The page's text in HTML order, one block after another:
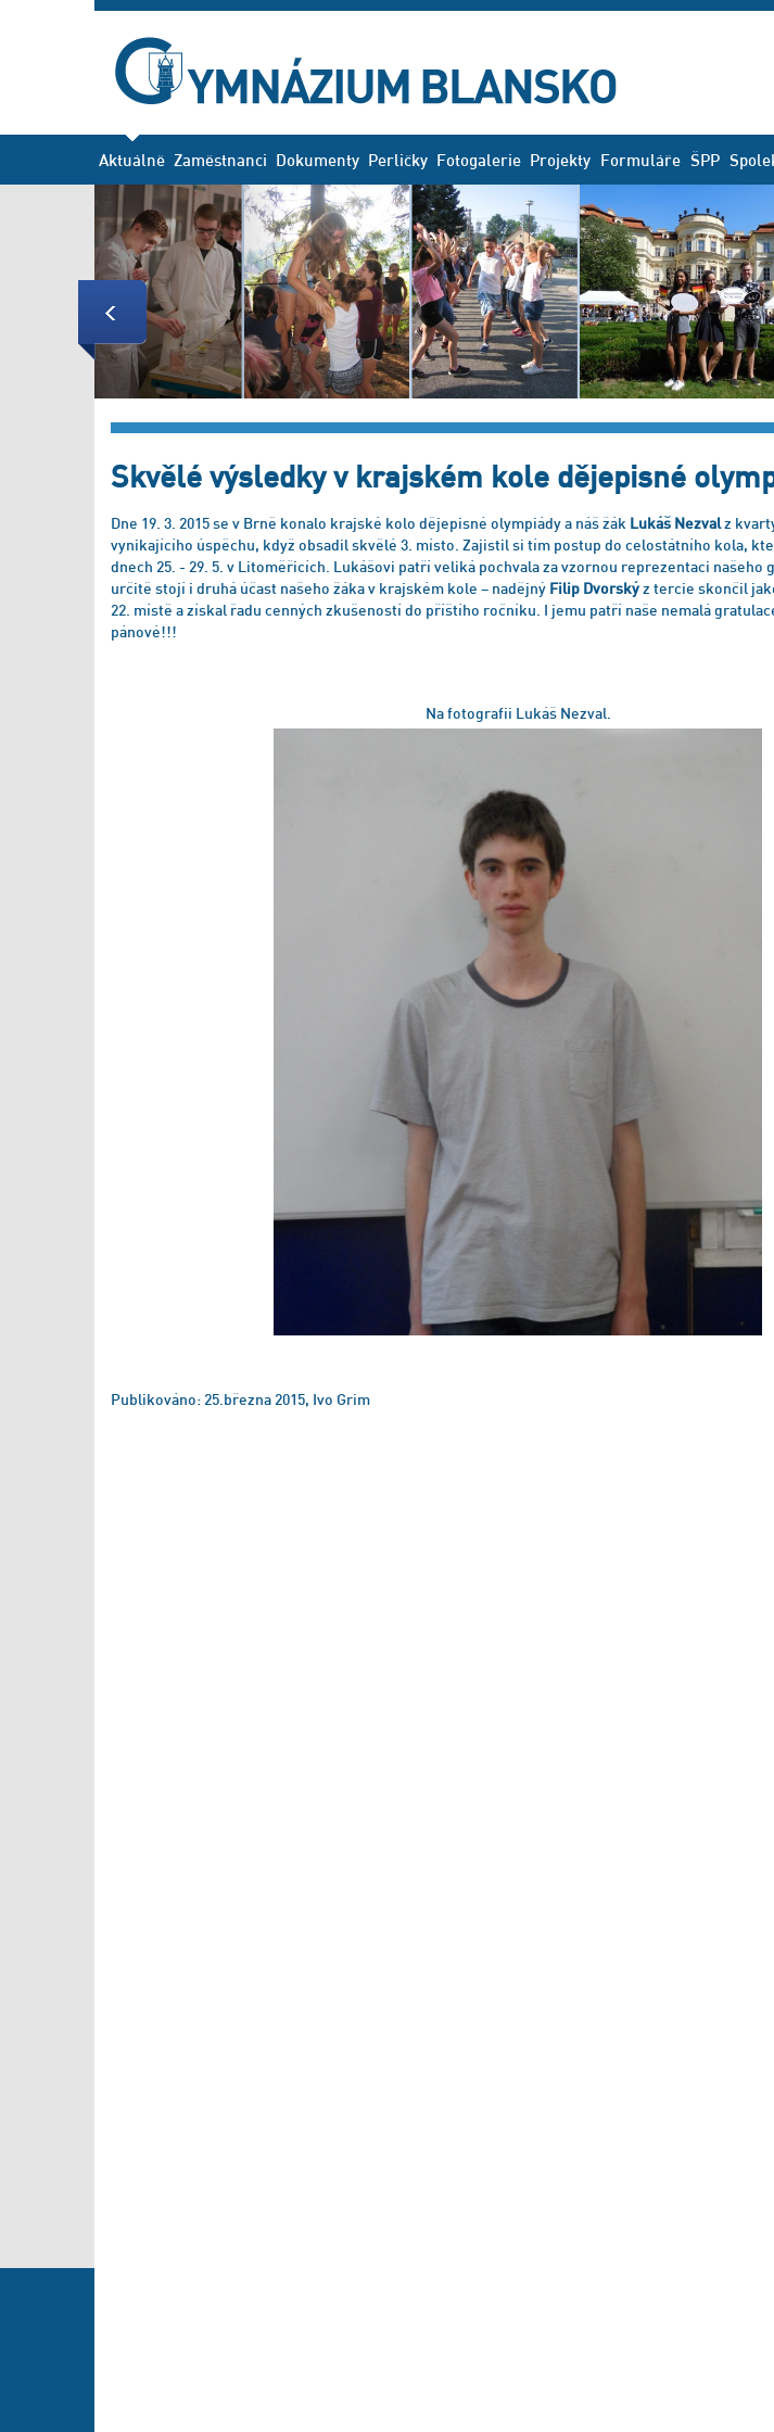
Aktuálně Zaměstnanci Dokumenty Perličky Fotogalerie Projekty Formuláře ŠPP
Previous
Skvělé výsledky v krajském kole dějepisné
Dne 19. 3. 2015 se v Brně konalo krajské kolo dějepisné olympiády a náš žák Lukáš Nezvalz
vynikajícího úspěchu, když obsadil skvělé 3. místo. Zajistil si tím postup do celostátního kola,
dnech 25. - 29. 5. v Litoměřicích. Lukášovi patří veliká pochvala za vzornou reprezentaci našeho
určitě stojí i druhá účast našeho žáka v krajském kole – nadějný Filip Dvorskýz tercie skončil
22. místě a získal řadu cenných zkušeností do příštího ročníku. I jemu patří naše nemalá
pánové!!!
Na fotografii Lukáš Nezval.
Publikováno: 25.března 2015, Ivo Grim